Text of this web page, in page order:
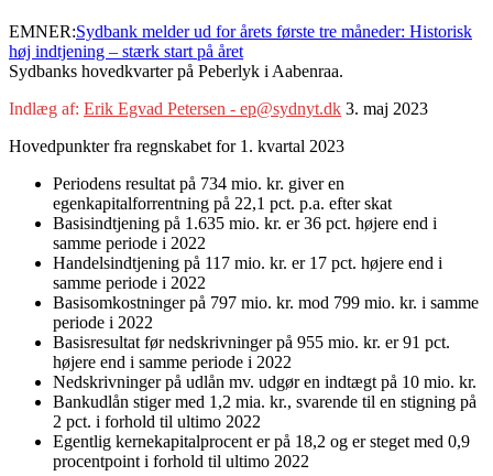
EMNER:Sydbank melder ud for årets første tre måneder: Historisk
høj indtjening – stærk start på året
Sydbanks hovedkvarter på Peberlyk i Aabenraa.
Indlæg af: Erik Egvad Petersen - ep@sydnyt.dk 3. maj 2023
Hovedpunkter fra regnskabet for 1. kvartal 2023
Periodens resultat på 734 mio. kr. giver en
egenkapitalforrentning på 22,1 pct. p.a. efter skat
Basisindtjening på 1.635 mio. kr. er 36 pct. højere end i
samme periode i 2022
Handelsindtjening på 117 mio. kr. er 17 pct. højere end i
samme periode i 2022
Basisomkostninger på 797 mio. kr. mod 799 mio. kr. i samme
periode i 2022
Basisresultat før nedskrivninger på 955 mio. kr. er 91 pct.
højere end i samme periode i 2022
Nedskrivninger på udlån mv. udgør en indtægt på 10 mio. kr.
Bankudlån stiger med 1,2 mia. kr., svarende til en stigning på
2 pct. i forhold til ultimo 2022
Egentlig kernekapitalprocent er på 18,2 og er steget med 0,9
procentpoint i forhold til ultimo 2022